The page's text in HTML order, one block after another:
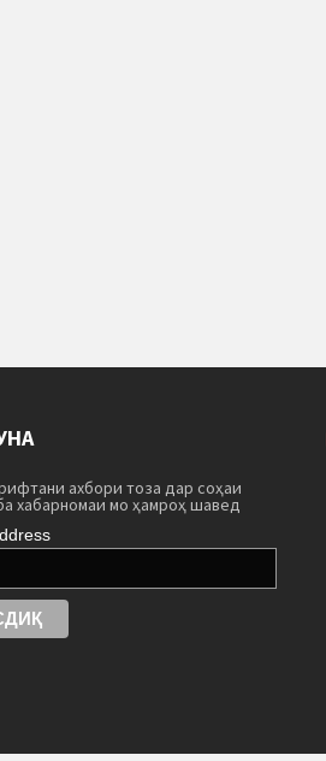
ахбори тоза дар соҳаи
хабарномаи мо ҳамроҳ шавед